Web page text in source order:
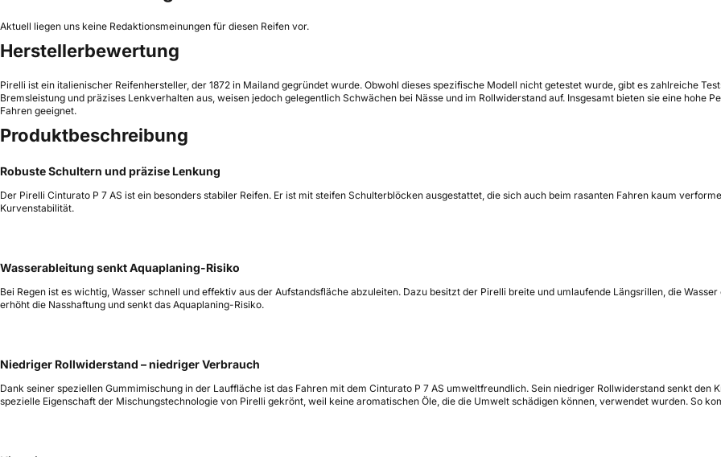
Aktuell liegen uns keine Redaktionsmeinungen für diesen Reifen vor.
Herstellerbewertung
Pirelli ist ein italienischer Reifenhersteller, der 1872 in Mailand gegründet wurde. Obwohl dieses spezifische Modell nicht getestet wurde, gibt es zahlreiche
Bremsleistung und präzises Lenkverhalten aus, weisen jedoch gelegentlich Schwächen bei Nässe und im Rollwiderstand auf. Insgesamt bieten sie eine hohe
Fahren geeignet.
Produktbeschreibung
Robuste Schultern und präzise Lenkung
Der Pirelli Cinturato P 7 AS ist ein besonders stabiler Reifen. Er ist mit steifen Schulterblöcken ausgestattet, die sich auch beim rasanten Fahren kaum
Kurvenstabilität.
Wasserableitung senkt Aquaplaning-Risiko
Bei Regen ist es wichtig, Wasser schnell und effektiv aus der Aufstandsfläche abzuleiten. Dazu besitzt der Pirelli breite und umlaufende Längsrillen, die
erhöht die Nasshaftung und senkt das Aquaplaning-Risiko.
Niedriger Rollwiderstand – niedriger Verbrauch
Dank seiner speziellen Gummimischung in der Lauffläche ist das Fahren mit dem Cinturato P 7 AS umweltfreundlich. Sein niedriger Rollwiderstand senkt
spezielle Eigenschaft der Mischungstechnologie von Pirelli gekrönt, weil keine aromatischen Öle, die die Umwelt schädigen können, verwendet wurden. So